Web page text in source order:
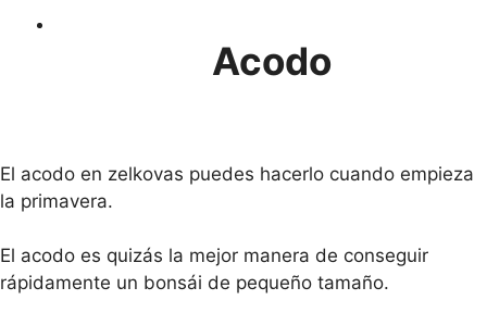
Acodo
El acodo en zelkovas puedes hacerlo cuando empieza
la primavera.
El acodo es quizás la mejor manera de conseguir
rápidamente un bonsái de pequeño tamaño.